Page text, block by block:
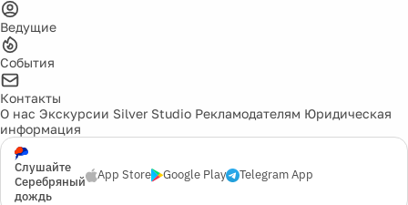
Ведущие
События
Контакты
О нас Экскурсии Silver Studio Рекламодателям Юридическая
информация
Слушайте
Серебряный
дождь
App Store Google Play Telegram App